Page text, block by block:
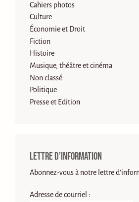
Cahiers photos
Culture
Économie et Droit
Fiction
Histoire
Musique, théâtre et cinéma
Non classé
Politique
Presse et Edition
Lettre d’information
Abonnez-vous à notre lettre
Adresse de courriel :